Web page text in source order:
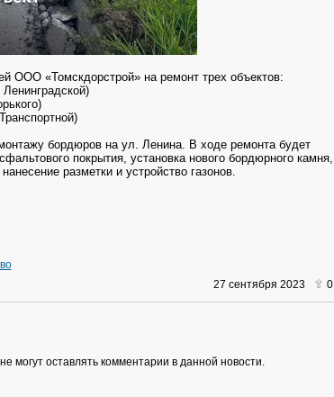
ООО «Томскдорстрой» на ремонт трех объектов:
бордюров на ул. Ленина. В ходе ремонта будет
покрытия, установка нового бордюрного камня,
разметки и устройство газонов.
27 сентября 2023 0
могут оставлять комментарии в данной новости.